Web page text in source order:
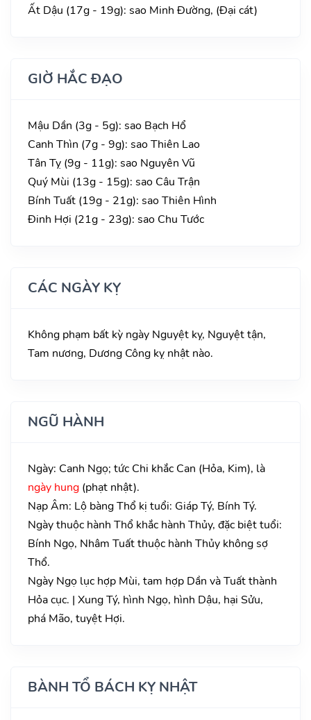
Ất Dậu (17g - 19g): sao Minh Đường, (Đại cát)
GIỜ HẮC ĐẠO
Mậu Dần (3g - 5g): sao Bạch Hổ
Canh Thìn (7g - 9g): sao Thiên Lao
Tân Tỵ (9g - 11g): sao Nguyên Vũ
Quý Mùi (13g - 15g): sao Câu Trận
Bính Tuất (19g - 21g): sao Thiên Hình
Đinh Hợi (21g - 23g): sao Chu Tước
CÁC NGÀY KỴ
Không phạm bất kỳ ngày Nguyệt kỵ, Nguyệt tận,
Tam nương, Dương Công kỵ nhật nào.
NGŨ HÀNH
Ngày: Canh Ngọ; tức Chi khắc Can (Hỏa, Kim), là
ngày hung (phạt nhật).
Nạp Âm: Lộ bàng Thổ kị tuổi: Giáp Tý, Bính Tý.
Ngày thuộc hành Thổ khắc hành Thủy, đặc biệt tuổi:
Bính Ngọ, Nhâm Tuất thuộc hành Thủy không sợ
Thổ.
Ngày Ngọ lục hợp Mùi, tam hợp Dần và Tuất thành
Hỏa cục. | Xung Tý, hình Ngọ, hình Dậu, hại Sửu,
phá Mão, tuyệt Hợi.
BÀNH TỔ BÁCH KỴ NHẬT